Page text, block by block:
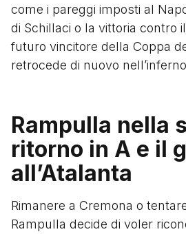
come i pareggi imposti al
di Schillaci o la vittoria contro
futuro vincitore della Coppa
retrocede di nuovo
Rampulla nella
ritorno in A e il
all’Atalanta
Rimanere a Cremona o
Rampulla decide di voler